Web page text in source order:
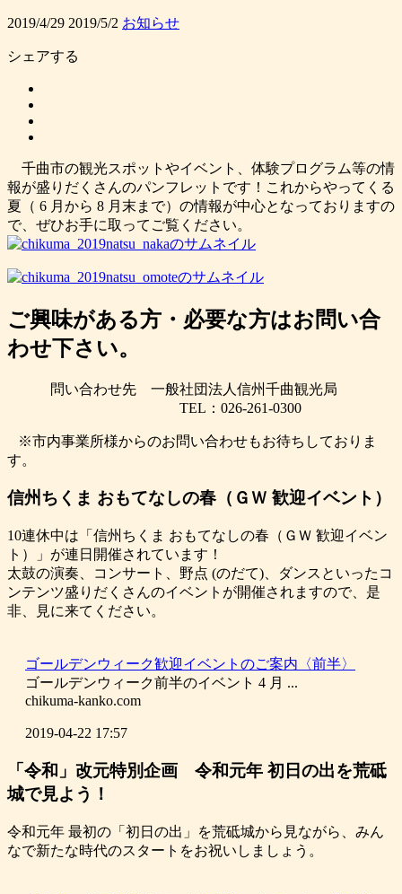
2019/4/29 2019/5/2 お知らせ
シェアする
千曲市の観光スポットやイベント、体験プログラム等の情
報が盛りだくさんのパンフレットです！これからやってくる
夏（ 6 月から 8 月末まで）の情報が中心となっておりますの
で、ぜひお手に取ってご覧ください。
ご興味がある方・必要な方はお問い合
わせ下さい。
問い合わせ先 一般社団法人信州千曲観光局
TEL：026-261-0300
※市内事業所様からのお問い合わせもお待ちしておりま
す。
信州ちくま おもてなしの春（ＧＷ 歓迎イベント）
10連休中は「信州ちくま おもてなしの春（ＧＷ 歓迎イベン
ト）」が連日開催されています！
太鼓の演奏、コンサート、野点 (のだて)、ダンスといったコ
ンテンツ盛りだくさんのイベントが開催されますので、是
非、見に来てください。
ゴールデンウィーク歓迎イベントのご案内〈前半〉
ゴールデンウィーク前半のイベント 4 月 ...
chikuma-kanko.com
2019-04-22 17:57
「令和」改元特別企画 令和元年 初日の出を荒砥
城で見よう！
令和元年 最初の「初日の出」を荒砥城から見ながら、みん
なで新たな時代のスタートをお祝いしましょう。